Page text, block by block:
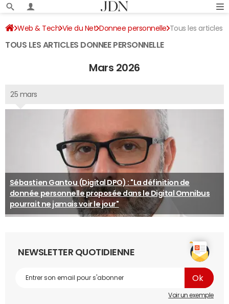
Web & Tech Vie du Net Donnee personnelle Tous les articles
TOUS LES ARTICLES DONNEE PERSONNELLE
Mars 2026
25 mars
Sébastien Gantou (Digital DPO) : "La définition de
donnée personnelle proposée dans le Digital Omnibus
pourrait ne jamais voir le jour"
NEWSLETTER QUOTIDIENNE
Voir un exemple